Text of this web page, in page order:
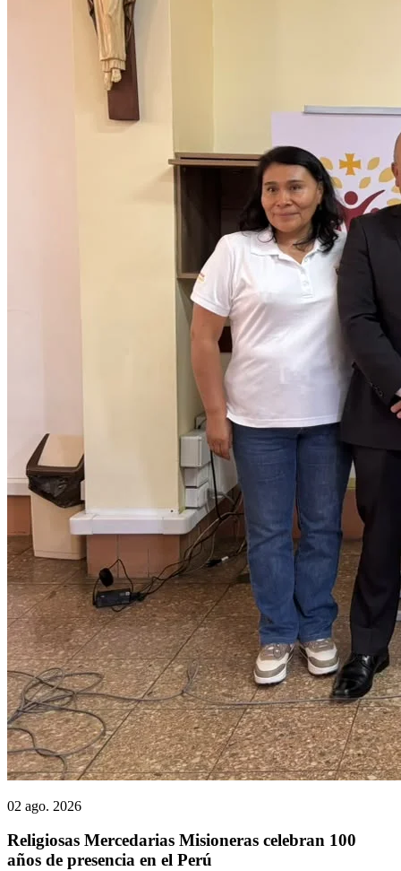
02 ago. 2026
Religiosas Mercedarias Misioneras celebran 100
años de presencia en el Perú